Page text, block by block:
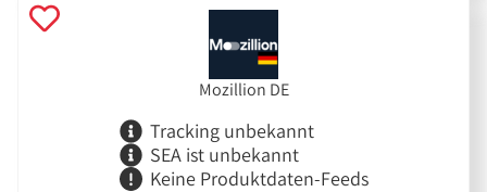
Mozillion DE
Tracking unbekannt
SEA ist unbekannt
Keine Produktdaten-Feeds